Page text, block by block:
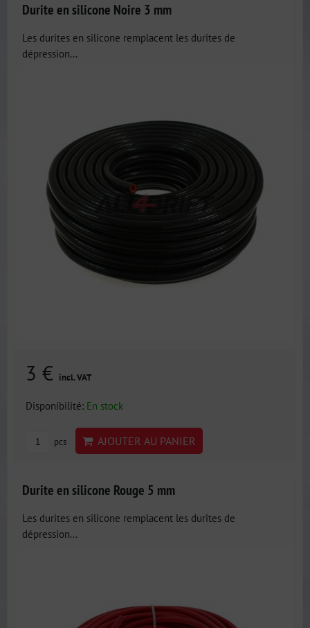
Durite en silicone Noire 3 mm
Les durites en silicone remplacent les durites de
dépression...
3 € incl. VAT
Disponibilité: En stock
pcs AJOUTER AU PANIER
Durite en silicone Rouge 5 mm
Les durites en silicone remplacent les durites de
dépression...